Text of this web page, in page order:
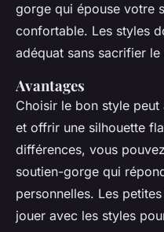
gorge qui épouse votre
confortable. Les styles
adéquat sans sacrifier
Avantages
Choisir le bon style
et offrir une silhouette
différences, vous
soutien-gorge qui
personnelles. Les
jouer avec les styles